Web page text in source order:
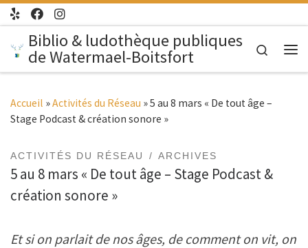
Passer au contenu
Biblio & ludothèque publiques
de Watermael-Boitsfort
Search
Accueil »Activités du Réseau »5 au 8 mars « De tout âge –
Stage Podcast & création sonore »
ACTIVITÉS DU RÉSEAU ARCHIVES
5 au 8 mars « De tout âge – Stage Podcast &
création sonore »
Et si on parlait de nos âges, de comment on vit, on